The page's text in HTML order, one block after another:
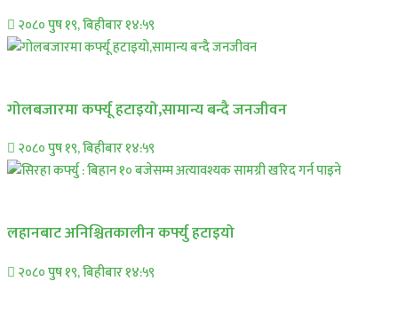
२०८० पुष १९, बिहीबार १४:५९
गोलबजारमा कर्फ्यू हटाइयो,सामान्य बन्दै जनजीवन
२०८० पुष १९, बिहीबार १४:५९
लहानबाट अनिश्चितकालीन कर्फ्यु हटाइयो
२०८० पुष १९, बिहीबार १४:५९